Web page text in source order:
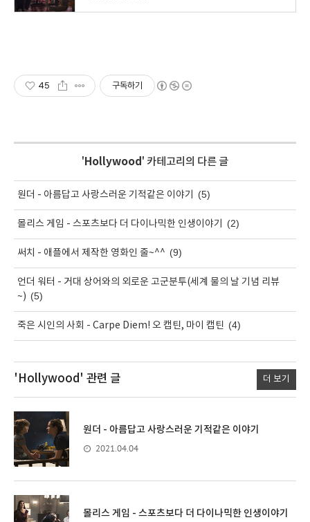
45 구독하기
' Hollywood ' 카테고리의 다른 글
원더 - 아름답고 사랑스러운 기적같은 이야기 (5)
몰리스 게임 - 스포츠보다 더 다이나믹한 인생이야기 (2)
써치 - 애플에서 제작한 영화인 줄~^^ (9)
언더 워터 - 거대 상어와의 외로운 고군분투(세계 물의 날 기념 리뷰
~) (5)
죽은 시인의 사회 - Carpe Diem! 오 캡틴, 마이 캡틴 (4)
'Hollywood' 관련 글 더 보기
원더 - 아름답고 사랑스러운 기적같은 이야기
2021.04.04
몰리스 게임 - 스포츠보다 더 다이나믹한 인생이야기